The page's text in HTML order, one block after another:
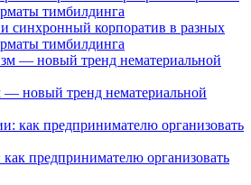
синхронный корпоратив в разных
тимбилдинга
новый тренд нематериальной
предпринимателю организовать